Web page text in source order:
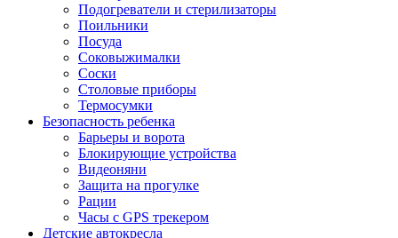
Подогреватели и стерилизаторы
Поильники
Посуда
Соковыжималки
Соски
Столовые приборы
Термосумки
Безопасность ребенка
Барьеры и ворота
Блокирующие устройства
Видеоняни
Защита на прогулке
Рации
Часы с GPS трекером
Детские автокресла